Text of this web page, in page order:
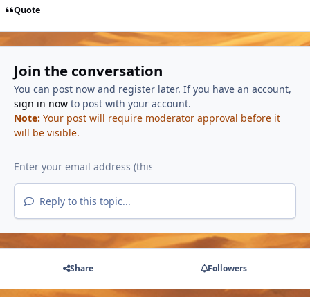
Quote
Join the conversation
You can post now and register later. If you have an account,
sign in nowto post with your account.
Note: Your post will require moderator approval before it
will be visible.
Reply to this topic...
Share Followers